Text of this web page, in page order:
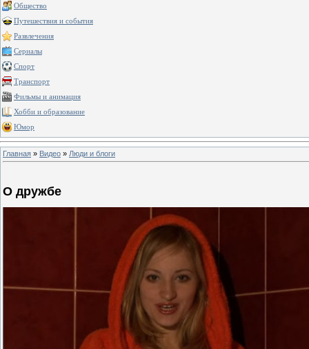
Общество
Путешествия и события
Развлечения
Сериалы
Спорт
Транспорт
Фильмы и анимация
Хобби и образование
Юмор
Главная » Видео » Люди и блоги
О дружбе